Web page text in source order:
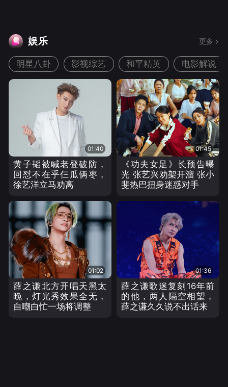
娱乐 更多
明星八卦 影视综艺 和平精英 电影解说
01:40
黄子韬被喊老登破防，
回怼不在乎仨瓜俩枣，
徐艺洋立马劝离
01:45
《功夫女足》长预告曝
光 张艺兴劝架开溜 张小
斐热巴扭身迷惑对手
01:02
薛之谦北方开唱天黑太
晚，灯光秀效果全无，
自嘲白忙一场将调整
01:36
薛之谦歌迷复刻16年前
的他，两人隔空相望，
薛之谦久久说不出话来